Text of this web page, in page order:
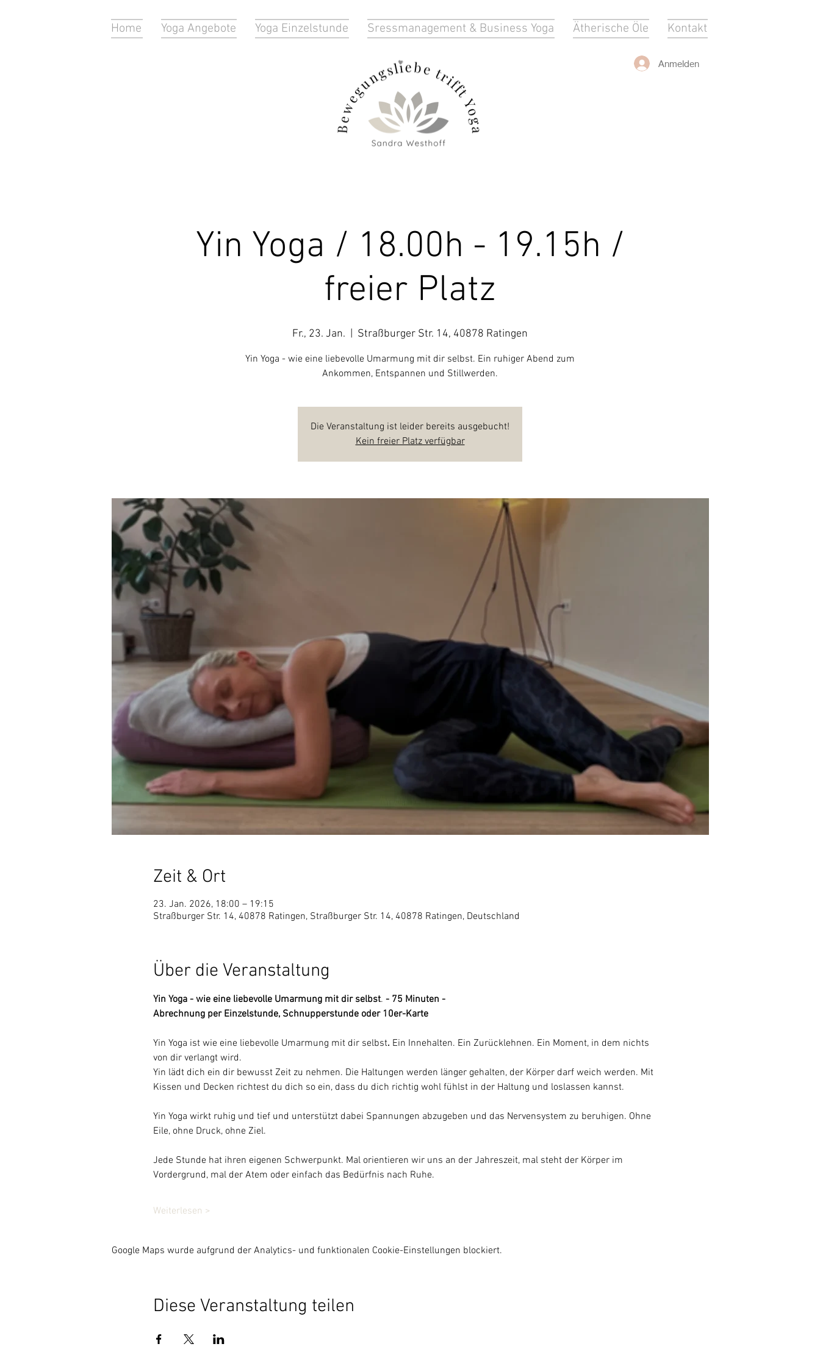
Home Yoga Angebote Yoga Einzelstunde Sressmanagement & Business Yoga Ätherische Öle Kontakt
Anmelden
Yin Yoga / 18.00h - 19.15h /
freier Platz
Fr., 23. Jan. Straßburger Str. 14, 40878 Ratingen
Yin Yoga - wie eine liebevolle Umarmung mit dir selbst. Ein ruhiger Abend zum
Ankommen, Entspannen und Stillwerden.
Die Veranstaltung ist leider bereits ausgebucht!
Kein freier Platz verfügbar
Zeit & Ort
23. Jan. 2026, 18:00 – 19:15
Straßburger Str. 14, 40878 Ratingen, Straßburger Str. 14, 40878 Ratingen, Deutschland
Über die Veranstaltung
Yin Yoga - wie eine liebevolle Umarmung mit dir selbst. - 75 Minuten -
Abrechnung per Einzelstunde, Schnupperstunde oder 10er-Karte
Yin Yoga ist wie eine liebevolle Umarmung mit dir selbst. Ein Innehalten. Ein Zurücklehnen. Ein Moment, in dem nichts
von dir verlangt wird.
Yin lädt dich ein dir bewusst Zeit zu nehmen. Die Haltungen werden länger gehalten, der Körper darf weich werden. Mit
Kissen und Decken richtest du dich so ein, dass du dich richtig wohl fühlst in der Haltung und loslassen kannst.
Yin Yoga wirkt ruhig und tief und unterstützt dabei Spannungen abzugeben und das Nervensystem zu beruhigen. Ohne
Eile, ohne Druck, ohne Ziel.
Jede Stunde hat ihren eigenen Schwerpunkt. Mal orientieren wir uns an der Jahreszeit, mal steht der Körper im
Vordergrund, mal der Atem oder einfach das Bedürfnis nach Ruhe.
Weiterlesen >
Google Maps wurde aufgrund der Analytics- und funktionalen Cookie-Einstellungen blockiert.
Diese Veranstaltung teilen